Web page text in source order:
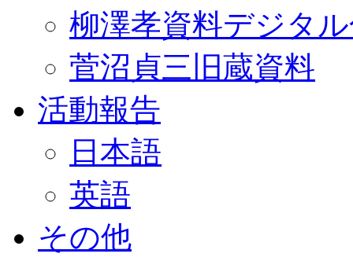
柳澤孝資料デジタ
菅沼貞三旧蔵資料
活動報告
日本語
英語
その他